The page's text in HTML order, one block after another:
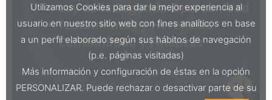
Utilizamos Cookies para dar la mejor experiencia al
usuario en nuestro sitio web con fines analíticos en base
a un perfil elaborado según sus hábitos de navegación
(p.e. páginas visitadas)
Más información y configuración de éstas en la opción
PERSONALIZAR. Puede rechazar o desactivar parte de su